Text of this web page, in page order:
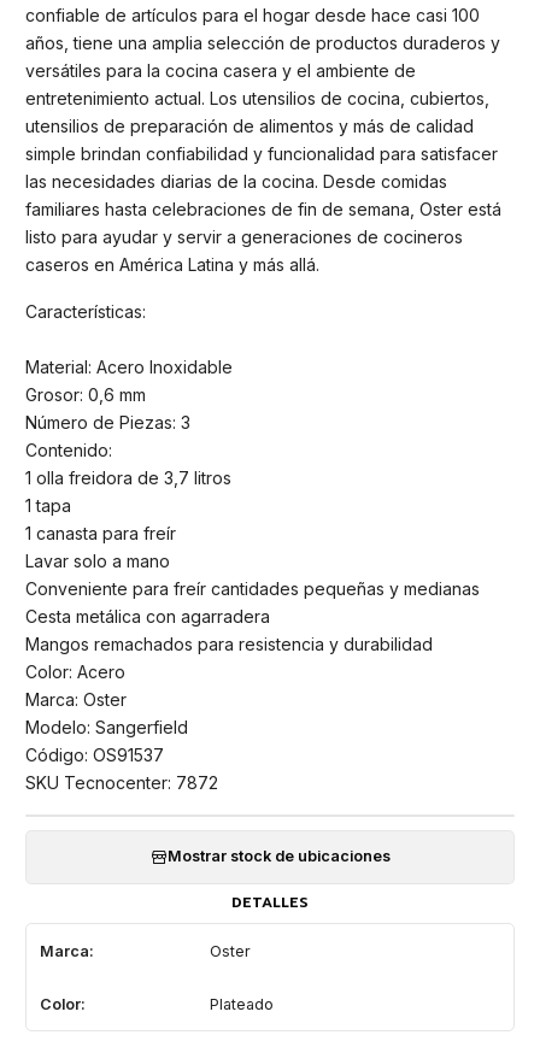
confiable de artículos para el hogar desde hace casi 100
años, tiene una amplia selección de productos duraderos y
versátiles para la cocina casera y el ambiente de
entretenimiento actual. Los utensilios de cocina, cubiertos,
utensilios de preparación de alimentos y más de calidad
simple brindan confiabilidad y funcionalidad para satisfacer
las necesidades diarias de la cocina. Desde comidas
familiares hasta celebraciones de fin de semana, Oster está
listo para ayudar y servir a generaciones de cocineros
caseros en América Latina y más allá.
Características:
Material: Acero Inoxidable
Grosor: 0,6 mm
Número de Piezas: 3
Contenido:
1 olla freidora de 3,7 litros
1 tapa
1 canasta para freír
Lavar solo a mano
Conveniente para freír cantidades pequeñas y medianas
Cesta metálica con agarradera
Mangos remachados para resistencia y durabilidad
Color: Acero
Marca: Oster
Modelo: Sangerfield
Código: OS91537
SKU Tecnocenter: 7872
Mostrar stock de ubicaciones
DETALLES
Marca: Oster
Color: Plateado